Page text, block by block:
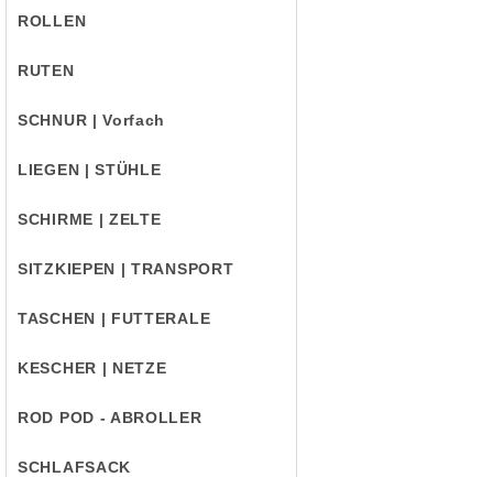
ROLLEN
RUTEN
SCHNUR | Vorfach
LIEGEN | STÜHLE
SCHIRME | ZELTE
SITZKIEPEN | TRANSPORT
TASCHEN | FUTTERALE
KESCHER | NETZE
ROD POD - ABROLLER
SCHLAFSACK